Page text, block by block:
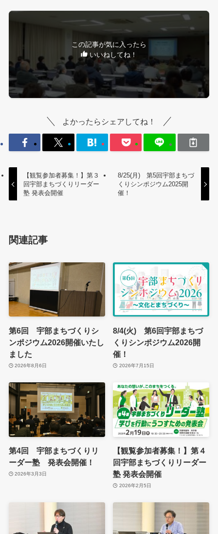
この記事が気に入ったら
いいねしてね！
よかったらシェアしてね！
【観覧参加者募集！】第３
回宇部まちづくりリーダー
塾 発表会開催
8/25(月) 第5回宇部まちづ
くりシンポジウム2025開
催！
関連記事
第6回 宇部まちづくりシ
ンポジウム2026開催いたし
ました
2026年8月6日
8/4(火) 第6回宇部まちづ
くりシンポジウム2026開
催！
2026年7月15日
第4回 宇部まちづくりリ
ーダー塾 発表会開催！
2026年3月3日
【観覧参加者募集！】第４
回宇部まちづくりリーダー
塾 発表会開催
2026年2月5日